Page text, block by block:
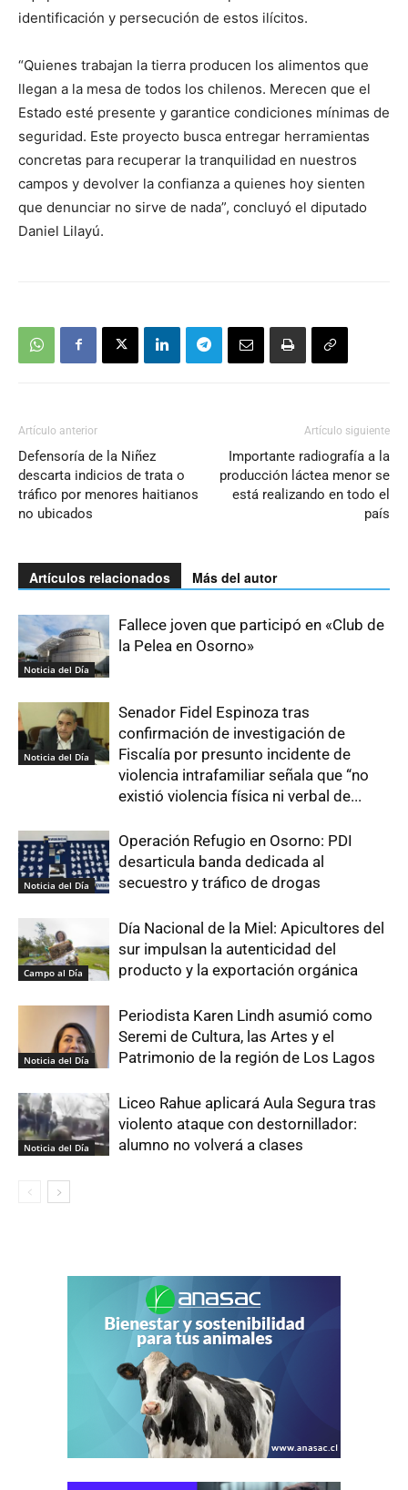
identificación y persecución de estos ilícitos.
“Quienes trabajan la tierra producen los alimentos que
llegan a la mesa de todos los chilenos. Merecen que el
Estado esté presente y garantice condiciones mínimas de
seguridad. Este proyecto busca entregar herramientas
concretas para recuperar la tranquilidad en nuestros
campos y devolver la confianza a quienes hoy sienten
que denunciar no sirve de nada”, concluyó el diputado
Daniel Lilayú.
Artículo anterior
Defensoría de la Niñez
descarta indicios de trata o
tráfico por menores haitianos
no ubicados
Artículo siguiente
Importante radiografía a la
producción láctea menor se
está realizando en todo el
país
Artículos relacionados Más del autor
Noticia del Día
Fallece joven que participó en «Club de
la Pelea en Osorno»
Noticia del Día
Senador Fidel Espinoza tras
confirmación de investigación de
Fiscalía por presunto incidente de
violencia intrafamiliar señala que “no
existió violencia física ni verbal de...
Noticia del Día
Operación Refugio en Osorno: PDI
desarticula banda dedicada al
secuestro y tráfico de drogas
Campo al Día
Día Nacional de la Miel: Apicultores del
sur impulsan la autenticidad del
producto y la exportación orgánica
Noticia del Día
Periodista Karen Lindh asumió como
Seremi de Cultura, las Artes y el
Patrimonio de la región de Los Lagos
Noticia del Día
Liceo Rahue aplicará Aula Segura tras
violento ataque con destornillador:
alumno no volverá a clases